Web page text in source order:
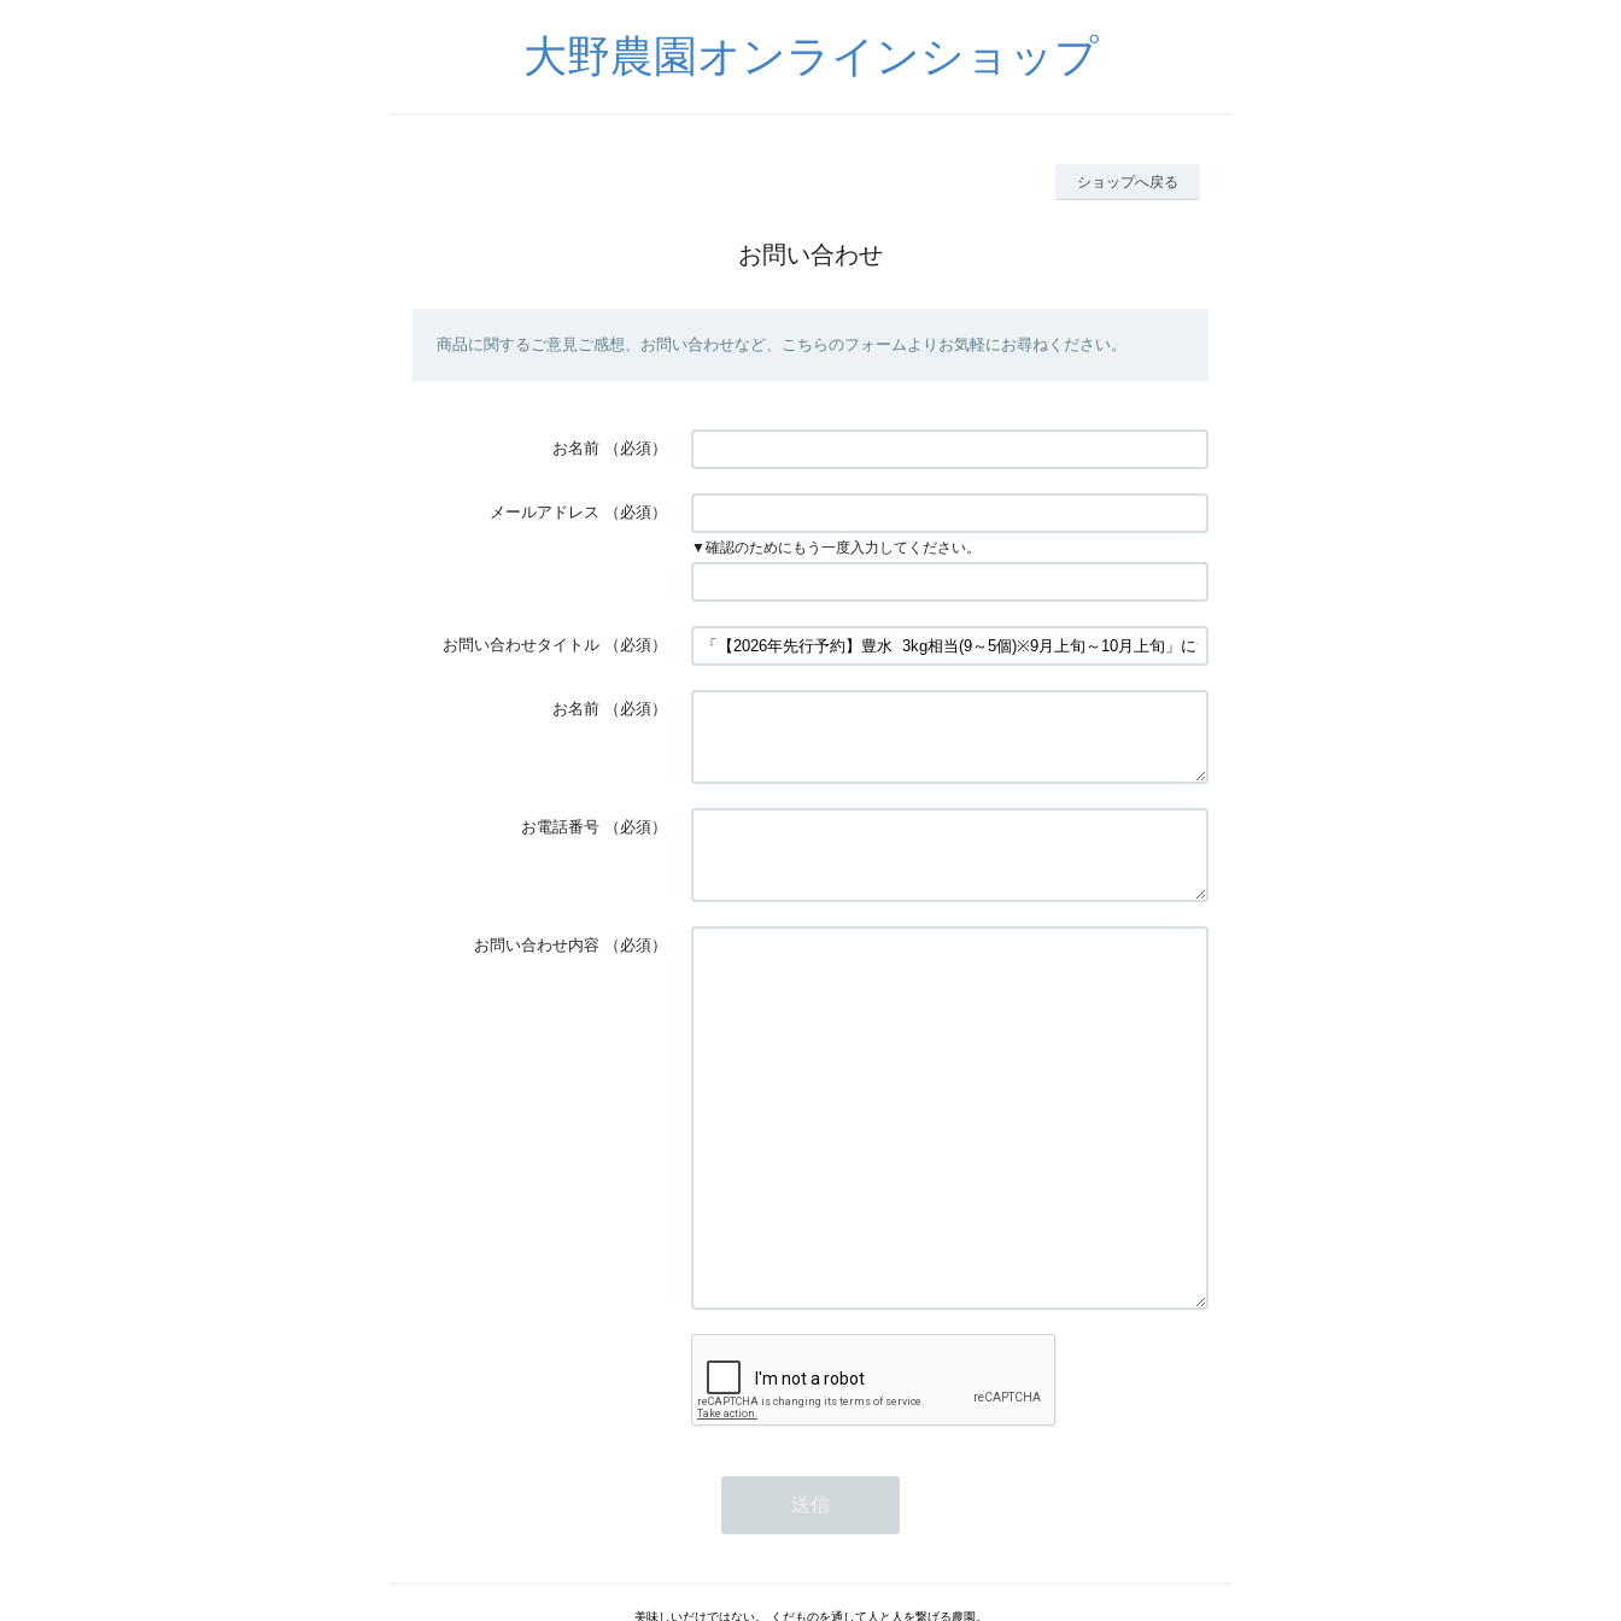
大野農園オンラインショップ
ショップへ戻る
お問い合わせ
商品に関するご意見ご感想、お問い合わせなど、こちらのフォームよりお気軽にお尋ねください。
お名前 （必須）
メールアドレス （必須）
▼確認のためにもう一度入力してください。
お問い合わせタイトル （必須）
お名前 （必須）
お電話番号 （必須）
お問い合わせ内容 （必須）
美味しいだけではない。 くだものを通して人と人を繋げる農園。